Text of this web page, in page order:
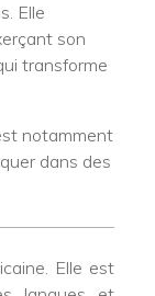
Elle
son
transforme
notamment
dans des
Elle est